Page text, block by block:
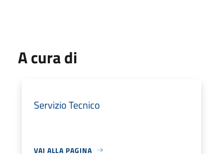
A cura di
Servizio Tecnico
VAI ALLA PAGINA